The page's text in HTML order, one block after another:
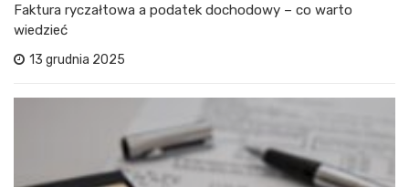
Faktura ryczałtowa a podatek dochodowy – co warto
wiedzieć
13 grudnia 2025